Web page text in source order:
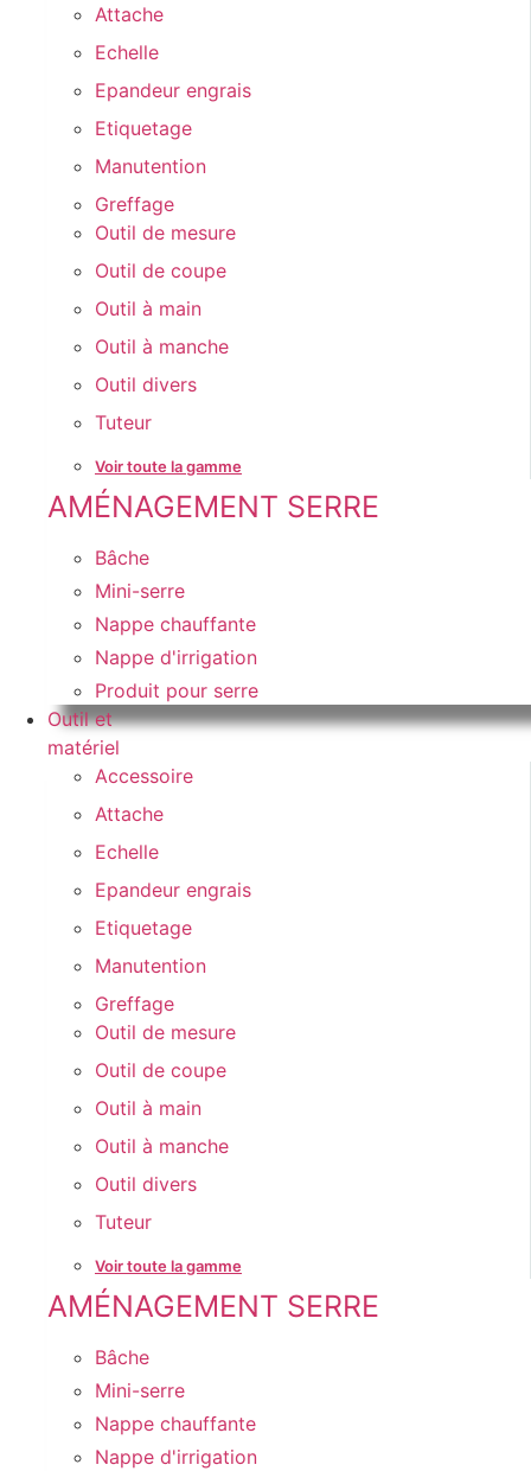
Attache
Echelle
Epandeur engrais
Etiquetage
Manutention
Greffage
Outil de mesure
Outil de coupe
Outil à main
Outil à manche
Outil divers
Tuteur
Voir toute la gamme
AMÉNAGEMENT SERRE
Bâche
Mini-serre
Nappe chauffante
Nappe d'irrigation
Produit pour serre
Outil et
matériel
Accessoire
Attache
Echelle
Epandeur engrais
Etiquetage
Manutention
Greffage
Outil de mesure
Outil de coupe
Outil à main
Outil à manche
Outil divers
Tuteur
Voir toute la gamme
AMÉNAGEMENT SERRE
Bâche
Mini-serre
Nappe chauffante
Nappe d'irrigation